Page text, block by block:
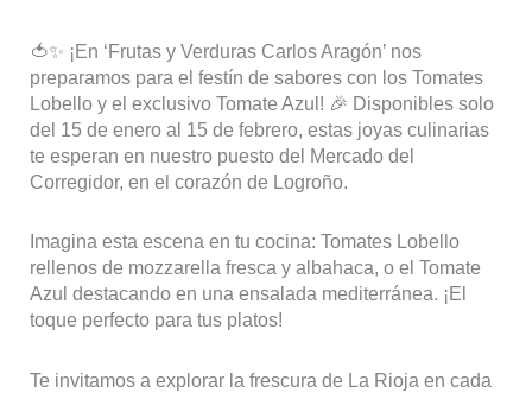
🍅✨ ¡En ‘Frutas y Verduras Carlos Aragón’ nos
preparamos para el festín de sabores con los Tomates
Lobello y el exclusivo Tomate Azul! 🎉 Disponibles solo
del 15 de enero al 15 de febrero, estas joyas culinarias
te esperan en nuestro puesto del Mercado del
Corregidor, en el corazón de Logroño.
Imagina esta escena en tu cocina: Tomates Lobello
rellenos de mozzarella fresca y albahaca, o el Tomate
Azul destacando en una ensalada mediterránea. ¡El
toque perfecto para tus platos!
Te invitamos a explorar la frescura de La Rioja en cada